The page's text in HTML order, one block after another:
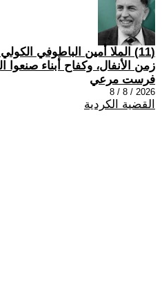
(11) الملا أمين الباطوفي
زمن الأنفال، وكفاح أبناء صنعوا
فرست مرعي
2026 / 8 / 8
القضية الكردية